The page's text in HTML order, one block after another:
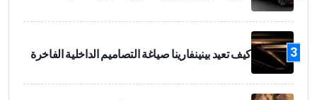
3 كيف تعيد بينينفارينا صياغة التصاميم الداخلية الفاخرة